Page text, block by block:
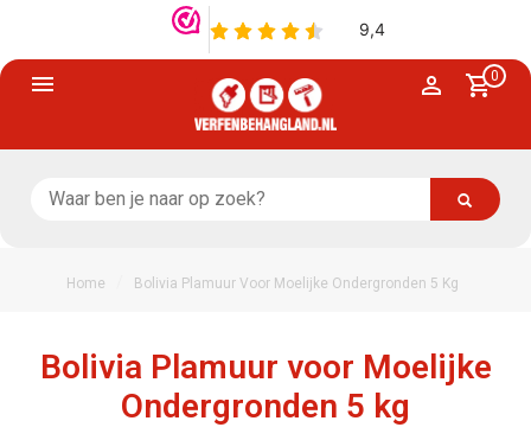
0
Home Bolivia Plamuur Voor Moelijke Ondergronden 5 Kg
Bolivia Plamuur voor Moelijke
Ondergronden 5 kg